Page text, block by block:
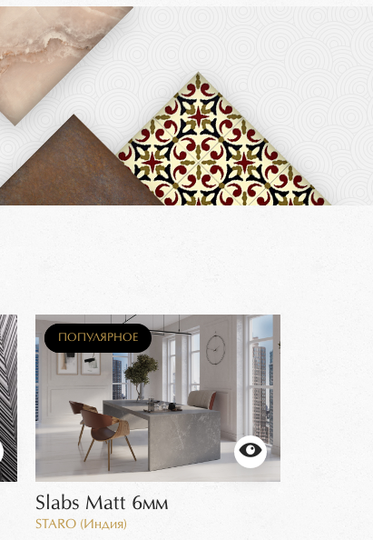
НОВИНКА
ПОПУЛЯРНОЕ
Slabs Matt 6мм
STARO (Индия)